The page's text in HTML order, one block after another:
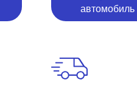
автомобиль